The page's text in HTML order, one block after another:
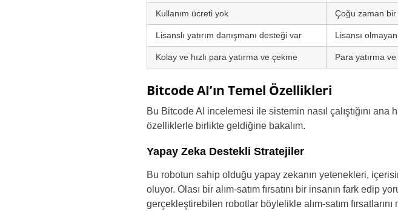
Türkiye
UAE Arabic
Kullanım ücreti yok Çoğu zaman
Lisanslı yatırım danışmanı desteği var Lisansı
Kolay ve hızlı para yatırma ve çekme Para yatırma
Bitcode AI’ın Temel Özellikleri
Bu Bitcode AI incelemesi ile sistemin nasıl çalıştığını
özelliklerle birlikte geldiğine bakalım.
Yapay Zeka Destekli Stratejiler
Bu robotun sahip olduğu yapay zekanın yetenekleri,
oluyor. Olası bir alım-satım fırsatını bir insanın fark edip
gerçekleştirebilen robotlar böylelikle alım-satım